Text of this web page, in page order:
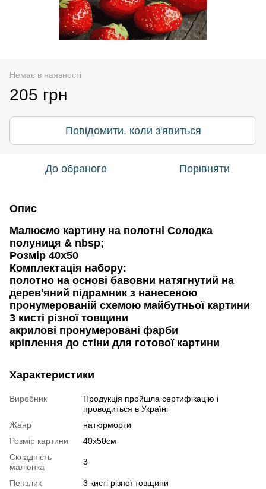
Немає в наявності
205 грн
Повідомити, коли з'явиться
До обраного Порівняти
Опис
Малюємо картину на полотні Солодка
полуниця & nbsp;
Розмір 40х50
Комплектація набору:
полотно на основі бавовни натягнутий на
дерев'яний підрамник з нанесеною
пронумерованій схемою майбутньої картини
3 кисті різної товщини
акрилові пронумеровані фарби
кріплення до стіни для готової картини
Характеристики
Виробник
Продукція пройшла сертифікацію і
проводиться в Україні
Жанр
натюрморти
Розмір картини
40x50см
Складність
малюнка
3
Пензлик
3 кисті різної товщини